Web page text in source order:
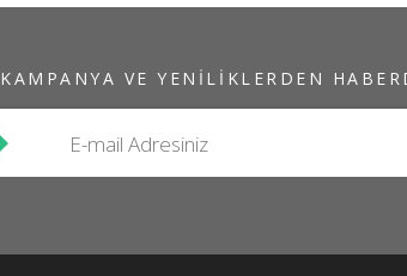
KAMPANYA VE YENILIKLERDEN